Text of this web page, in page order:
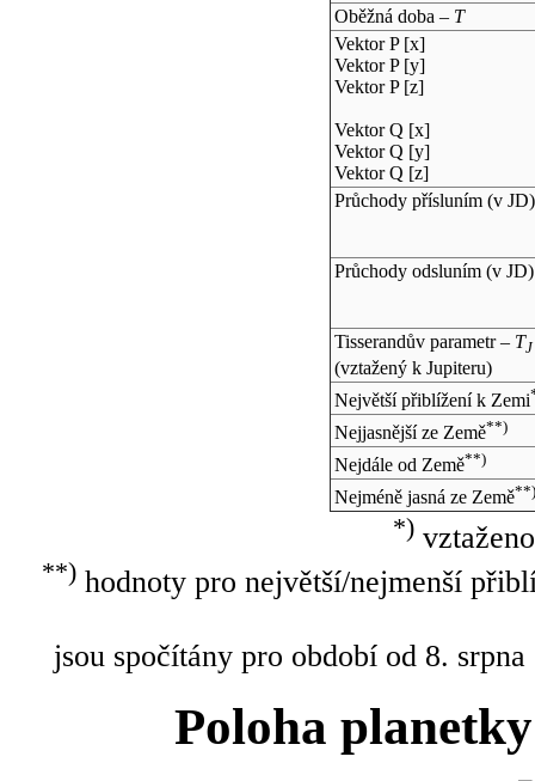
Oběžná doba – T
Vektor P [x]
Vektor P [y]
Vektor P [z]
Vektor Q [x]
Vektor Q [y]
Vektor Q [z]
Průchody přísluním (v JD)
Průchody odsluním (v JD)
Tisserandův parametr – TJ
(vztažený k Jupiteru)
Největší přiblížení k Zemi
Nejjasnější ze Země**)
Nejdále od Země**)
Nejméně jasná ze Země**)
*)
**)hodnoty pro největší/nejmenší
jsou spočítány pro období od 8.
Poloha